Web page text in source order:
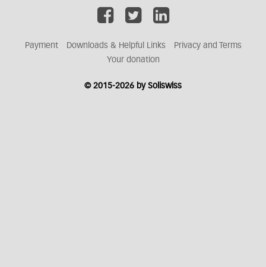
Payment Downloads & Helpful Links
Privacy and Terms
Your donation
© 2015-2026 by Soliswiss